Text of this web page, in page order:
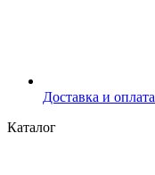
Доставка и оплата
Каталог